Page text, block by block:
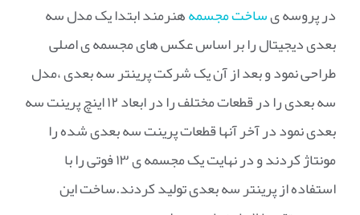
در پروسه یساخت مجسمههنرمند ابتدا یک مدل سه
بعدی دیجیتال را بر اساس عکس های مجسمه ی اصلی
طراحی نمود و بعد از آن یک شرکت پرینتر سه بعدی ،مدل
سه بعدی را در قطعات مختلف را در ابعاد ۱۲ اینچ پرینت سه
بعدی نمود در آخر آنها قطعات پرینت سه بعدی شده را
مونتاژ کردند و در نهایت یک مجسمه ی ۱۳ فوتی را با
استفاده از پرینتر سه بعدی تولید کردند.ساخت این